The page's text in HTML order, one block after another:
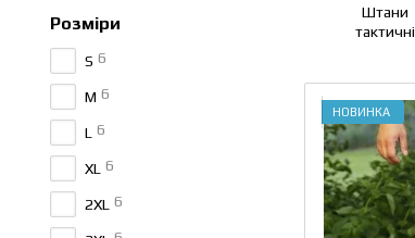
Штани
тактичні
НОВИНКА
Розміри
S 6
M 6
L 6
XL 6
2XL 6